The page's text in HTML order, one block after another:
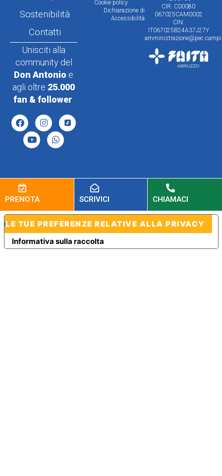
CIR: C00080
067025CAM0002
CIN:
IT067025B24A37J27Y
Sostenibilità
Contatti
Unisciti alla
community del
Don Antonio e
agli oltre 25.000
fan & follower
Cookie policy
Dichiarazione di
Accessibilità
PRENOTA SCRIVICI CHIAMACI
Informativa sulla raccolta
LE TUE PREFERENZE RELATIVE ALLA PRIVACY